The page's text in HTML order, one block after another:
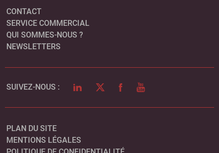
CONTACT
SERVICE COMMERCIAL
QUI SOMMES-NOUS ?
NEWSLETTERS
SUIVEZ-NOUS : LINKEDINTWITTERFACEBOOK
YOUTUBE
PLAN DU SITE
MENTIONS LÉGALES